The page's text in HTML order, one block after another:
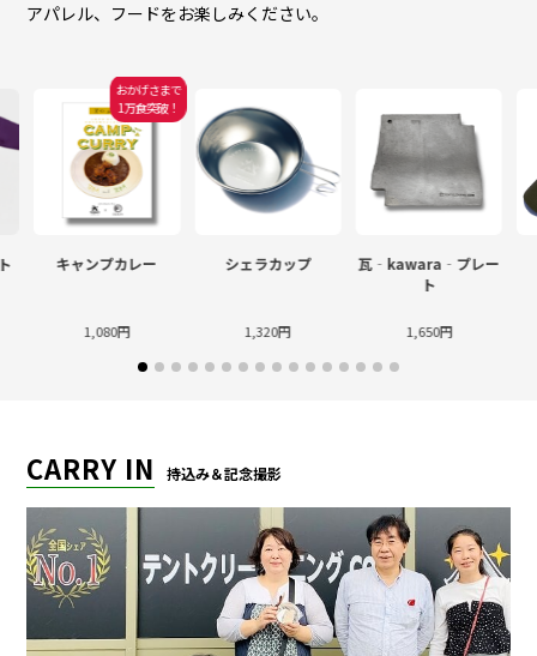
アパレル、フードをお楽しみください。
おかげさまで
1万食突破！
キャンプカレー
1,080円
シェラカップ
1,320円
瓦‐kawara‐プレー
ト
1,650円
CARRY IN 持込み＆記念撮影